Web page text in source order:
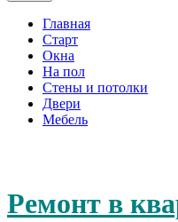
Главная
Старт
Окна
На пол
Стены и потолки
Двери
Мебель
Ремонт в